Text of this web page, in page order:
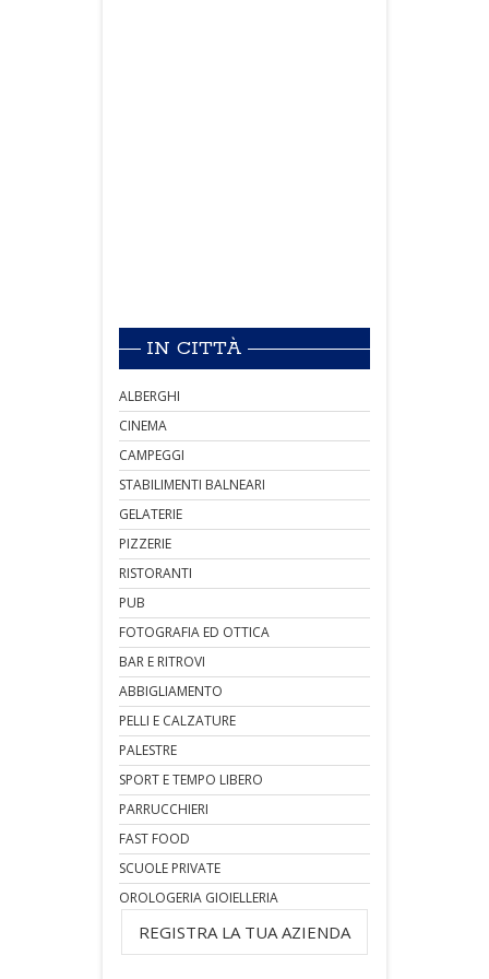
IN CITTÀ
ALBERGHI
CINEMA
CAMPEGGI
STABILIMENTI BALNEARI
GELATERIE
PIZZERIE
RISTORANTI
PUB
FOTOGRAFIA ED OTTICA
BAR E RITROVI
ABBIGLIAMENTO
PELLI E CALZATURE
PALESTRE
SPORT E TEMPO LIBERO
PARRUCCHIERI
FAST FOOD
SCUOLE PRIVATE
OROLOGERIA GIOIELLERIA
REGISTRA LA TUA AZIENDA